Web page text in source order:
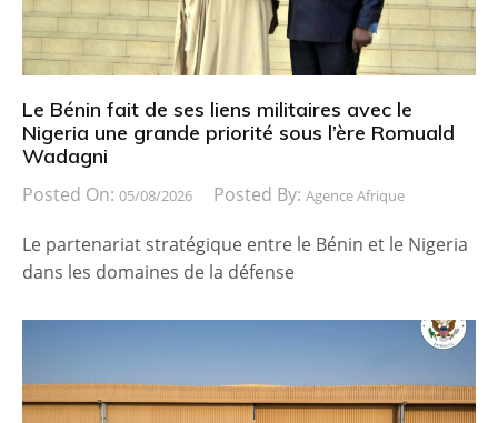
Le Bénin fait de ses liens militaires avec le
Nigeria une grande priorité sous l’ère Romuald
Wadagni
Posted On: 05/08/2026 Posted By: Agence Afrique
Le partenariat stratégique entre le Bénin et le Nigeria
dans les domaines de la défense